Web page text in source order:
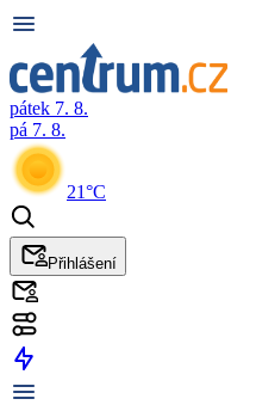
pátek 7. 8.
pá 7. 8.
21°C
Přihlášení